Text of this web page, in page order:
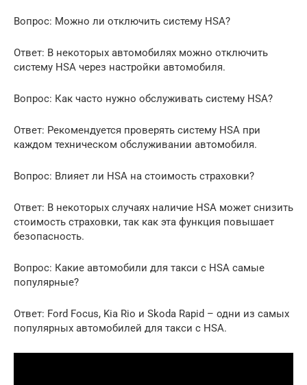
Вопрос: Можно ли отключить систему HSA?
Ответ: В некоторых автомобилях можно отключить
систему HSA через настройки автомобиля.
Вопрос: Как часто нужно обслуживать систему HSA?
Ответ: Рекомендуется проверять систему HSA при
каждом техническом обслуживании автомобиля.
Вопрос: Влияет ли HSA на стоимость страховки?
Ответ: В некоторых случаях наличие HSA может снизить
стоимость страховки, так как эта функция повышает
безопасность.
Вопрос: Какие автомобили для такси с HSA самые
популярные?
Ответ: Ford Focus, Kia Rio и Skoda Rapid – одни из самых
популярных автомобилей для такси с HSA.